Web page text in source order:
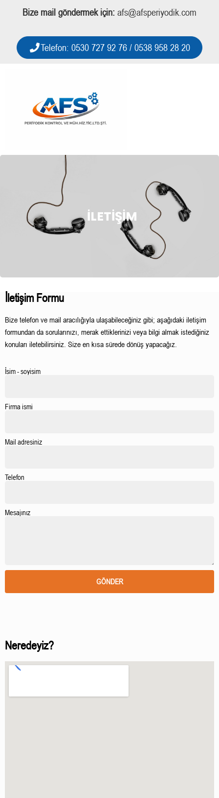
Bize mail göndermek için: afs@afsperiyodik.com
Telefon: 0530 727 92 76 / 0538 958 28 20
İLETIŞIM
İletişim Formu
Bize telefon ve mail aracılığıyla ulaşabileceğiniz gibi; aşağıdaki iletişim
formundan da sorularınızı, merak ettiklerinizi veya bilgi almak istediğiniz
konuları iletebilirsiniz. Size en kısa sürede dönüş yapacağız.
İsim - soyisim
Firma ismi
Mail adresiniz
Telefon
Mesajınız
GÖNDER
Neredeyiz?